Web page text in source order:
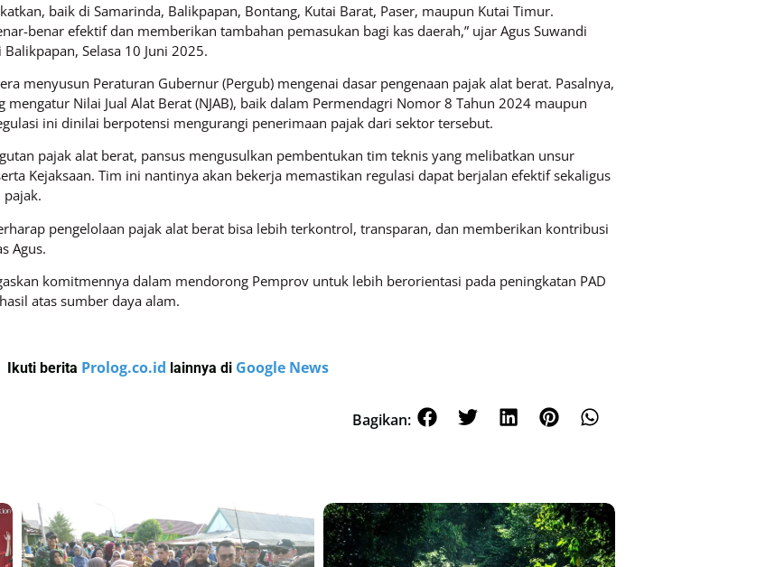
baik di Samarinda, Balikpapan, Bontang, Kutai Barat, Paser, maupun Kutai Timur.
benar efektif dan memberikan tambahan pemasukan bagi kas daerah,” ujar Agus Suwandi
Selasa 10 Juni 2025.
menyusun Peraturan Gubernur (Pergub) mengenai dasar pengenaan pajak alat berat. Pasalnya,
Nilai Jual Alat Berat (NJAB), baik dalam Permendagri Nomor 8 Tahun 2024 maupun
ini dinilai berpotensi mengurangi penerimaan pajak dari sektor tersebut.
pajak alat berat, pansus mengusulkan pembentukan tim teknis yang melibatkan unsur
Kejaksaan. Tim ini nantinya akan bekerja memastikan regulasi dapat berjalan efektif sekaligus
pengelolaan pajak alat berat bisa lebih terkontrol, transparan, dan memberikan kontribusi
Agus.
komitmennya dalam mendorong Pemprov untuk lebih berorientasi pada peningkatan PAD
atas sumber daya alam.
Ikuti berita Prolog.co.id lainnya di Google News
Bagikan: